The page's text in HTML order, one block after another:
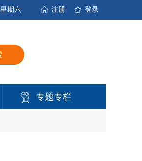
登录
注册
期六
专题专栏